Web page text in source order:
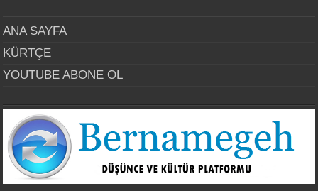
ANA SAYFA
KÜRTÇE
YOUTUBE ABONE OL